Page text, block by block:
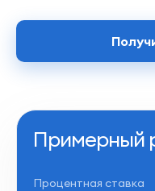
Примерный
Процентная ставка